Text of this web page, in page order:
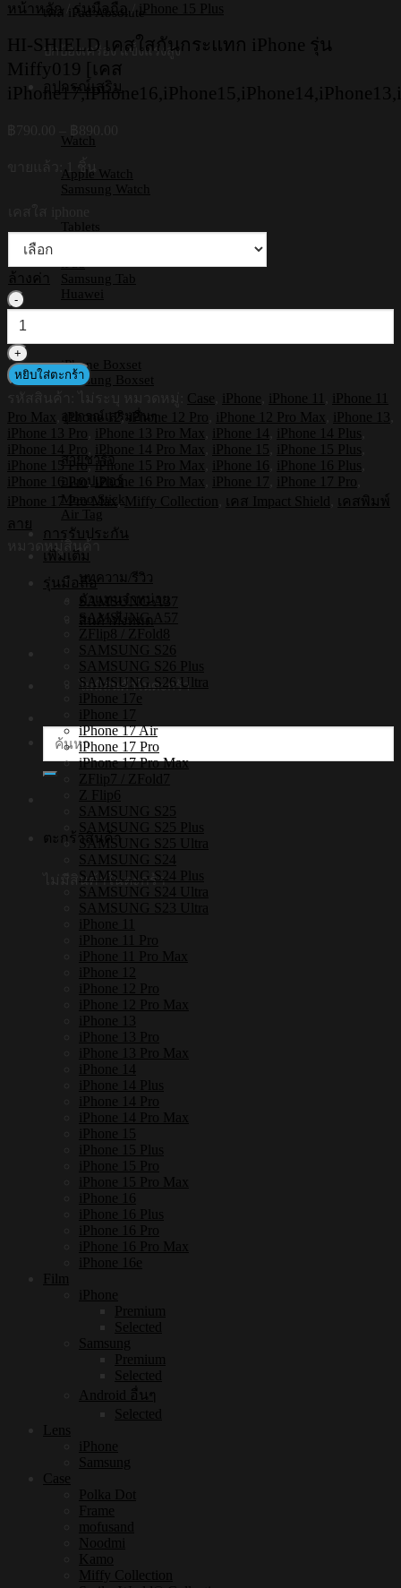
เคส iPad Absolute
ปกป้องเครื่อง แข็งแรงสูง
อุปกรณ์เสริม
Watch
Apple Watch
Samsung Watch
Tablets
iPad
Samsung Tab
Huawei
iPhone Boxset
Samsung Boxset
อุปกรณ์เสริมอื่นๆ
สายชาร์จ
อแดปเตอร์
Mono Stick
Air Tag
การรับประกัน
เพิ่มเติม
บทความ/รีวิว
ตัวแทนจำหน่าย
สินค้าทั้งหมด
ไม่มีสินค้าในตะกร้า
ค้นหา:
ตะกร้าสินค้า
ไม่มีสินค้าในตะกร้า
หน้าหลัก / รุ่นมือถือ / iPhone 15 Plus
HI-SHIELD เคสใสกันกระแทก iPhone รุ่น
Miffy019 [เคส
through
฿890.00
ขายแล้ว: 1 ชิ้น
ล้างค่า
จำนวน
SHIELD
เคส
ใส
กระแทก
iPhone
รุ่น
Miffy019
[เคส
iPhone17,iPhone16,iPhone15,iPhone14,iPhone13,iPhone12]
ชิ้น
หยิบใส่ตะกร้า
Case iPhone iPhone 11
iPhone 11
Pro Max ,iPhone 12,iPhone 12 Pro iPhone 12 Pro Max iPhone 13
iPhone 13 Pro
iPhone 13 Pro Max iPhone 14 iPhone 14 Plus
iPhone 14 Pro
iPhone 14 Pro Max iPhone 15 iPhone 15 Plus
iPhone 15 Pro,iPhone 15 Pro Max iPhone 16 iPhone 16 Plus
iPhone 16 Pro, iPhone 16 Pro Max iPhone 17 iPhone 17 Pro
iPhone 17 Pro Max,Miffy Collection เคส Impact Shield
เคสพิมพ์
ลาย
หมวดหมู่สินค้า
รุ่นมือถือ
SAMSUNG A37
SAMSUNG A57
ZFlip8 / ZFold8
SAMSUNG S26
SAMSUNG S26 Plus
SAMSUNG S26 Ultra
iPhone 17e
iPhone 17
iPhone 17 Air
iPhone 17 Pro
iPhone 17 Pro Max
ZFlip7 / ZFold7
Z Flip6
SAMSUNG S25
SAMSUNG S25 Plus
SAMSUNG S25 Ultra
SAMSUNG S24
SAMSUNG S24 Plus
SAMSUNG S24 Ultra
SAMSUNG S23 Ultra
iPhone 11
iPhone 11 Pro
iPhone 11 Pro Max
iPhone 12
iPhone 12 Pro
iPhone 12 Pro Max
iPhone 13
iPhone 13 Pro
iPhone 13 Pro Max
iPhone 14
iPhone 14 Plus
iPhone 14 Pro
iPhone 14 Pro Max
iPhone 15
iPhone 15 Plus
iPhone 15 Pro
iPhone 15 Pro Max
iPhone 16
iPhone 16 Plus
iPhone 16 Pro
iPhone 16 Pro Max
iPhone 16e
Film
iPhone
Premium
Selected
Samsung
Premium
Selected
Android อื่นๆ
Selected
Lens
iPhone
Samsung
Case
Polka Dot
Frame
mofusand
Noodmi
Kamo
Miffy Collection